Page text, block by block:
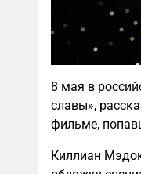
8 мая в
славы»,
фильме,
Киллиан